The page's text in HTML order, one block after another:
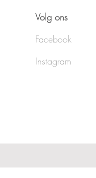
Volg ons
Facebook
Instagram